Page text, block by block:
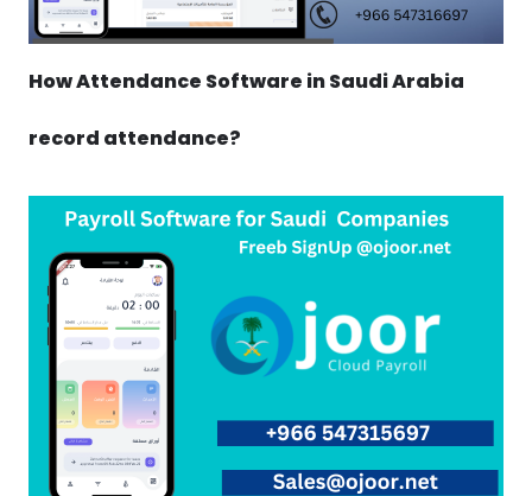
How Attendance Software in Saudi Arabia
record attendance?